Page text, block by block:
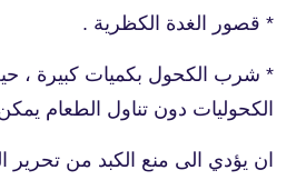
* قصور الغدة الكظرية .
* شرب الكحول بكميات كبيرة ،
الكحوليات دون تناول الطعام
ان يؤدي الى منع الكبد من تحرير